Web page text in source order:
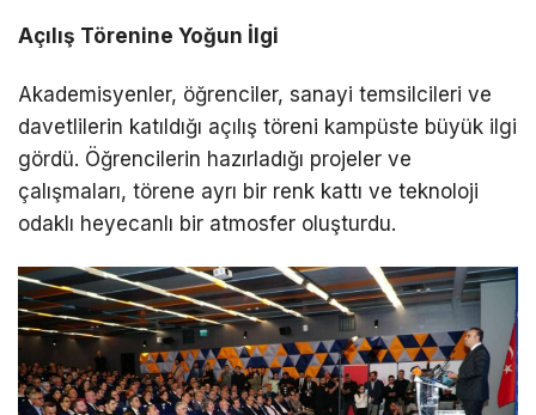
Açılış Törenine Yoğun İlgi
Akademisyenler, öğrenciler, sanayi temsilcileri ve
davetlilerin katıldığı açılış töreni kampüste büyük ilgi
gördü. Öğrencilerin hazırladığı projeler ve
çalışmaları, törene ayrı bir renk kattı ve teknoloji
odaklı heyecanlı bir atmosfer oluşturdu.